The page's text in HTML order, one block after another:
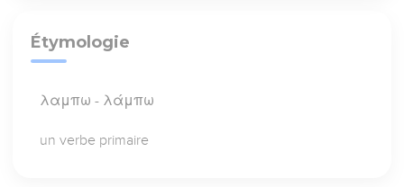
Étymologie
λαμπω - λάμπω
un verbe primaire